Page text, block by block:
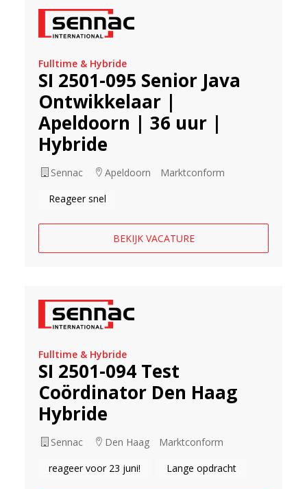
Fulltime & Hybride
SI 2501-095 Senior Java
Ontwikkelaar |
Apeldoorn | 36 uur |
Hybride
Sennac Apeldoorn
Marktconform
Reageer snel
BEKIJK VACATURE
Fulltime & Hybride
SI 2501-094 Test
Coördinator Den Haag
Hybride
Sennac Den Haag
Marktconform
reageer voor 23 juni!
Lange opdracht